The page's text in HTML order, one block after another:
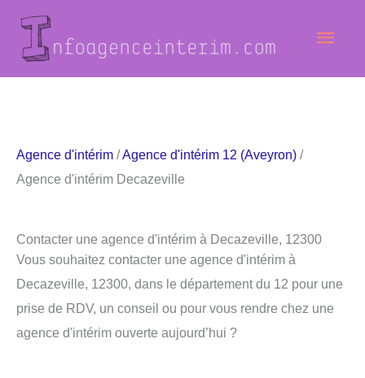
contenu
Agence d'intérim /Agence d'intérim 12 (Aveyron) /
Agence d'intérim Decazeville
Contacter une agence d'intérim à Decazeville, 12300
Vous souhaitez contacter une agence d'intérim à
Decazeville, 12300, dans le département du 12 pour une
prise de RDV, un conseil ou pour vous rendre chez une
agence d'intérim ouverte aujourd’hui ?